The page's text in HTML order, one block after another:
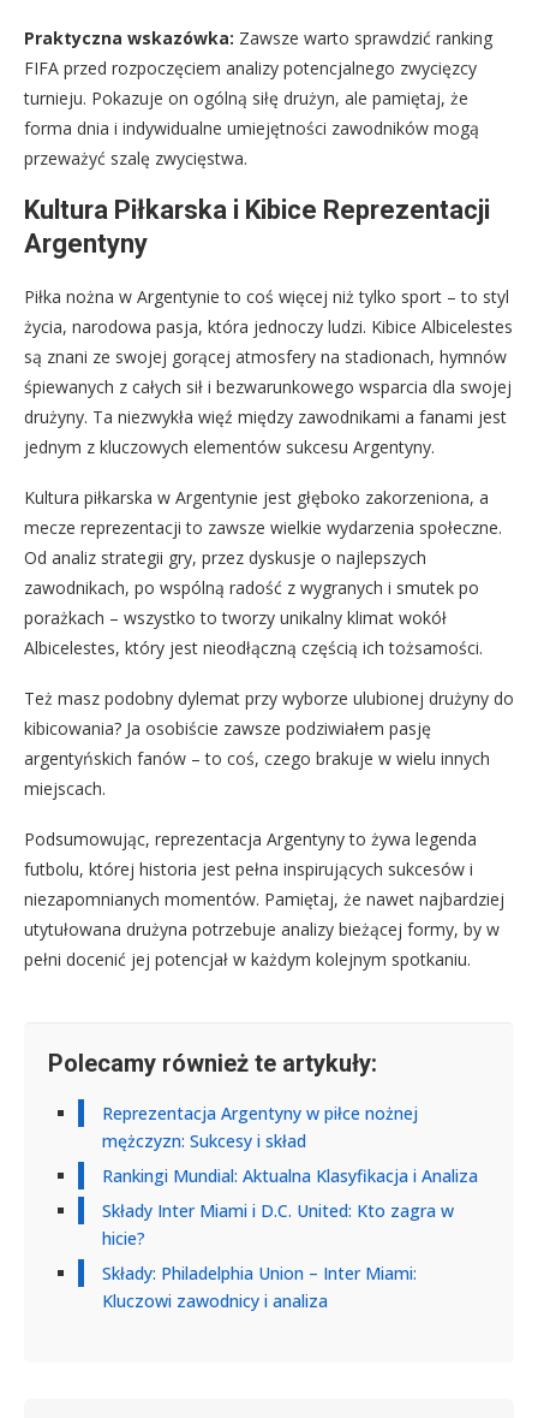
Praktyczna wskazówka: Zawsze warto sprawdzić ranking
FIFA przed rozpoczęciem analizy potencjalnego zwycięzcy
turnieju. Pokazuje on ogólną siłę drużyn, ale pamiętaj, że
forma dnia i indywidualne umiejętności zawodników mogą
przeważyć szalę zwycięstwa.
Kultura Piłkarska i Kibice Reprezentacji
Argentyny
Piłka nożna w Argentynie to coś więcej niż tylko sport – to styl
życia, narodowa pasja, która jednoczy ludzi. Kibice Albicelestes
są znani ze swojej gorącej atmosfery na stadionach, hymnów
śpiewanych z całych sił i bezwarunkowego wsparcia dla swojej
drużyny. Ta niezwykła więź między zawodnikami a fanami jest
jednym z kluczowych elementów sukcesu Argentyny.
Kultura piłkarska w Argentynie jest głęboko zakorzeniona, a
mecze reprezentacji to zawsze wielkie wydarzenia społeczne.
Od analiz strategii gry, przez dyskusje o najlepszych
zawodnikach, po wspólną radość z wygranych i smutek po
porażkach – wszystko to tworzy unikalny klimat wokół
Albicelestes, który jest nieodłączną częścią ich tożsamości.
Też masz podobny dylemat przy wyborze ulubionej drużyny do
kibicowania? Ja osobiście zawsze podziwiałem pasję
argentyńskich fanów – to coś, czego brakuje w wielu innych
miejscach.
Podsumowując, reprezentacja Argentyny to żywa legenda
futbolu, której historia jest pełna inspirujących sukcesów i
niezapomnianych momentów. Pamiętaj, że nawet najbardziej
utytułowana drużyna potrzebuje analizy bieżącej formy, by w
pełni docenić jej potencjał w każdym kolejnym spotkaniu.
Polecamy również te artykuły:
Reprezentacja Argentyny w piłce nożnej
mężczyzn: Sukcesy i skład
Rankingi Mundial: Aktualna Klasyfikacja i Analiza
Składy Inter Miami i D.C. United: Kto zagra w
hicie?
Składy: Philadelphia Union – Inter Miami:
Kluczowi zawodnicy i analiza